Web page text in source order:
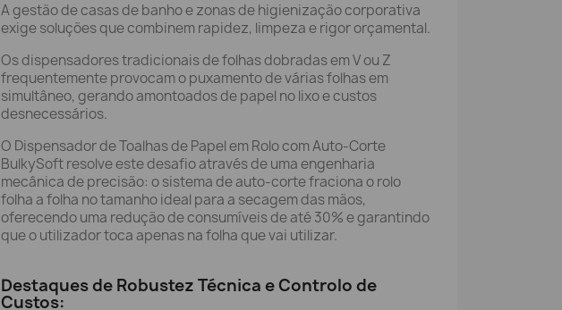
A gestão de casas de banho e zonas de higienização corporativa
exige soluções que combinem rapidez, limpeza e rigor orçamental.
Os dispensadores tradicionais de folhas dobradas em V ou Z
frequentemente provocam o puxamento de várias folhas em
simultâneo, gerando amontoados de papel no lixo e custos
desnecessários.
O Dispensador de Toalhas de Papel em Rolo com Auto-Corte
BulkySoft resolve este desafio através de uma engenharia
mecânica de precisão: o sistema de auto-corte fraciona o rolo
folha a folha no tamanho ideal para a secagem das mãos,
oferecendo uma redução de consumíveis de até 30% e garantindo
que o utilizador toca apenas na folha que vai utilizar.
Destaques de Robustez Técnica e Controlo de
Custos: